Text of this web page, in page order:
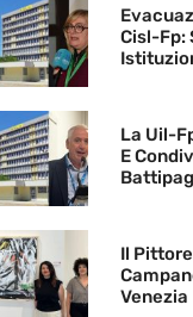
Cisl-Fp:
La Uil-
E
Il
Venezia